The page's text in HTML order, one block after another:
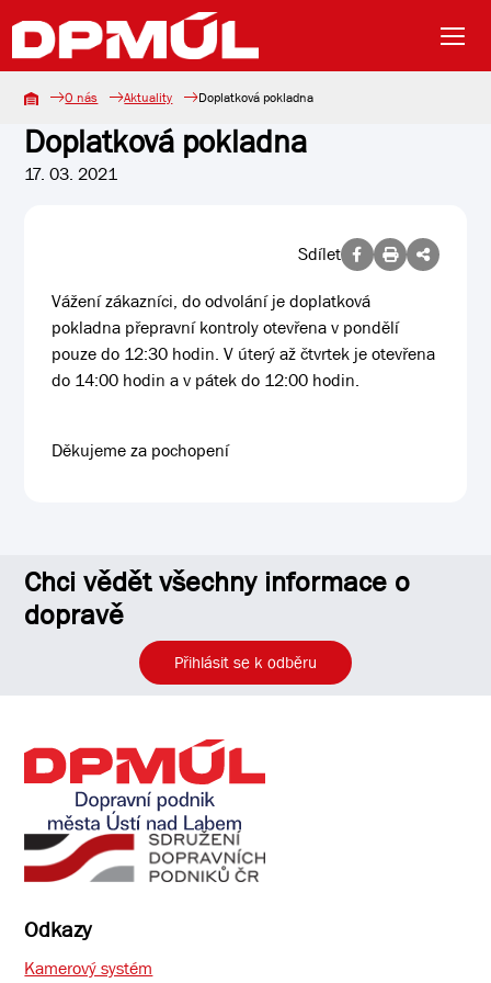
O nás Aktuality Doplatková pokladna
Doplatková pokladna
17. 03. 2021
Sdílet
Vážení zákazníci, do odvolání je doplatková
pokladna přepravní kontroly otevřena v pondělí
pouze do 12:30 hodin. V úterý až čtvrtek je otevřena
do 14:00 hodin a v pátek do 12:00 hodin.
Děkujeme za pochopení
Chci vědět všechny informace o
dopravě
Přihlásit se k odběru
Odkazy
Kamerový systém